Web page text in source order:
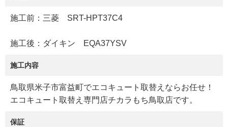
施工前：三菱 SRT-HPT37C4
施工後：ダイキン EQA37YSV
施工内容
鳥取県米子市富益町でエコキュート取替えならお任せ！
エコキュート取替え専門店チカラもち鳥取店です。
保証